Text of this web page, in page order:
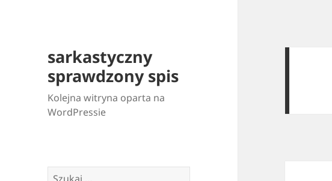
sarkastyczny
sprawdzony spis
Kolejna witryna oparta na
WordPressie
Szukaj: